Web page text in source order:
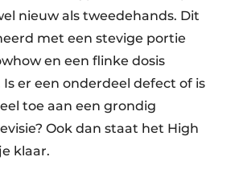
nieuw als tweedehands. Dit
met een stevige portie
en een flinke dosis
er een onderdeel defect of is
toe aan een grondig
Ook dan staat het High
klaar.